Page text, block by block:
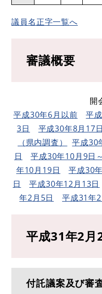
議員名正字一覧へ
審議概要
開
平成30年6月以前
平
3日
平成30年8月17日
（県内調査）
平成30
日
平成30年10月9日
年10月19日
平成30
日
平成30年12月13日
年2月5日
平成31年
平成31年2月
付託議案及び審